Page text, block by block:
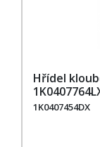
Hřídel
1K0407454DX